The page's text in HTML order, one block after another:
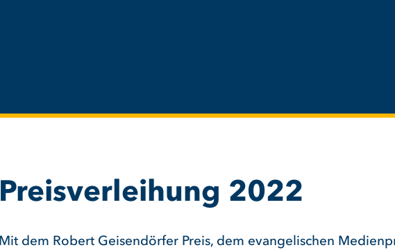
Preisverleihung 2022
Mit dem Robert Geisendörfer Preis, dem evangelischen